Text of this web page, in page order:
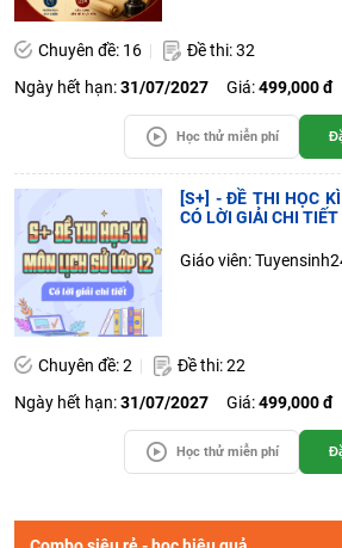
Chuyên đề: 16
Đề thi: 32
Ngày hết hạn:31/07/2027 Giá:499,000 đ
Học thử miễn phí
[S+] - ĐỀ THI HỌC
CÓ LỜI GIẢI CHI
Giáo viên:
Chuyên đề: 2
Đề thi: 22
Ngày hết hạn:31/07/2027 Giá:499,000 đ
Học thử miễn phí